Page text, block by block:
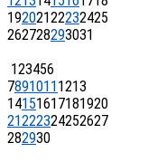
19202122232425
262728293031
123456
78910111213
14151617181920
21222324252627
282930